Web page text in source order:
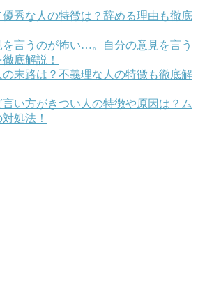
秀な人の特徴は？辞める理由も徹底
を言うのが怖い…。自分の意見を言う
底解説！
末路は？不義理な人の特徴も徹底解
い方がきつい人の特徴や原因は？ム
処法！